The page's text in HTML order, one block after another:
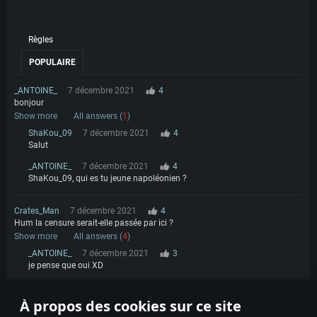
À propos des cookies sur ce site
Règles
POPULAIRE
_ANTOINE_ 7 décembre 2021
4
bonjour
Show more
All answers (1 )
ShaKou_09
7 décembre 2021
4
Salut
_ANTOINE_ 7 décembre 2021
4
ShaKou_09, qui es tu jeune napoléonien ?
Crates_Man 7 décembre 2021
4
Hum la censure serait-elle passée par ici ?
Show more
All answers (4)
_ANTOINE_
7 décembre 2021
3
je pense que oui XD